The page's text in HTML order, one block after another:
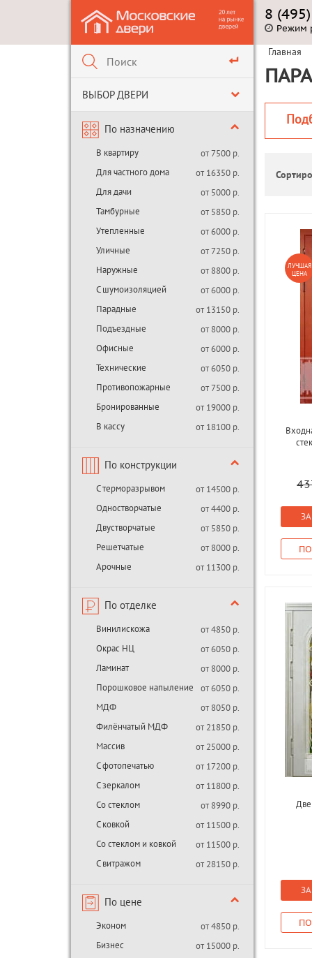
ВЫБОР ДВЕРИ
По назначению
В квартиру
от 7500 р.
Для частного дома
от 16350 р.
Для дачи
от 5000 р.
Тамбурные
от 5850 р.
Утепленные
от 6000 р.
Уличные
от 7250 р.
Наружные
от 8800 р.
С шумоизоляцией
от 6000 р.
Парадные
от 13150 р.
Подъездные
от 8000 р.
Офисные
от 6000 р.
Технические
от 6050 р.
Противопожарные
от 7500 р.
Бронированные
от 19000 р.
В кассу
от 18100 р.
По конструкции
С терморазрывом
от 14500 р.
Одностворчатые
от 4400 р.
Двустворчатые
от 5850 р.
Решетчатые
от 8000 р.
Арочные
от 11300 р.
По отделке
Винилискожа
от 4850 р.
Окрас НЦ
от 6050 р.
Ламинат
от 8000 р.
Порошковое напыление
от 6050 р.
МДФ
от 8050 р.
Филёнчатый МДФ
от 21850 р.
Массив
от 25000 р.
С фотопечатью
от 17200 р.
С зеркалом
от 11800 р.
Со стеклом
от 8990 р.
С ковкой
от 11500 р.
Со стеклом и ковкой
от 11500 р.
С витражом
от 28150 р.
По цене
Эконом
от 4850 р.
Бизнес
от 15000 р.
8
Режим
Главная
ЛУЧШАЯ
ЦЕНА